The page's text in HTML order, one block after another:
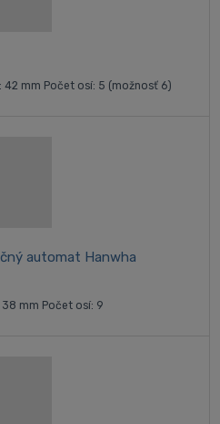
mm Počet osí: 5 (možnosť 6)
automat Hanwha
mm Počet osí: 9